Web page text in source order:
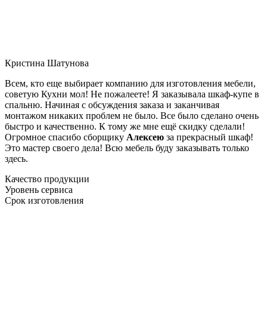
Кристина Шатунова
Всем, кто еще выбирает компанию для изготовления мебели,
советую Кухни мол! Не пожалеете! Я заказывала шкаф-купе в
спальню. Начиная с обсуждения заказа и заканчивая
монтажом никаких проблем не было. Все было сделано очень
быстро и качественно. К тому же мне ещё скидку сделали!
Огромное спасибо сборщику Алексею за прекрасный шкаф!
Это мастер своего дела! Всю мебель буду заказывать только
здесь.
Качество продукции
Уровень сервиса
Срок изготовления